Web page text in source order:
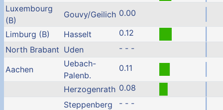
Luxembourg
(B)
Gouvy/Geilich 0.00
Limburg (B) Hasselt
0.12
North Brabant Uden - - -
Aachen
Uebach-
Palenb.
0.11
Herzogenrath 0.08
Steppenberg
- - -